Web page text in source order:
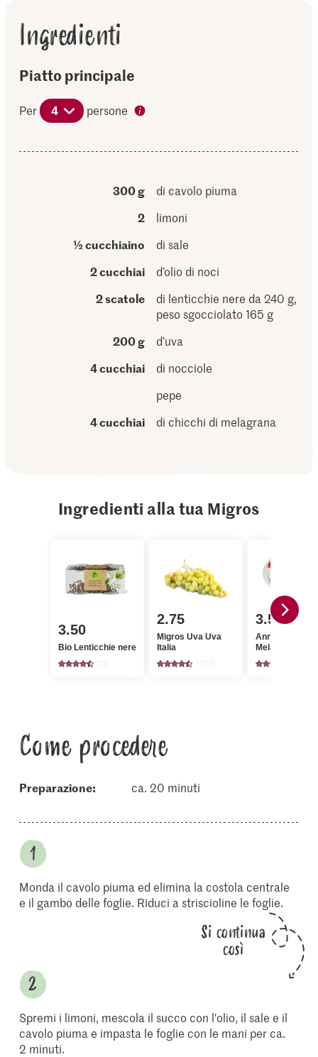
Ingredienti
Piatto principale
Per 4 persone
300 g
di cavolo piuma
2
limoni
½ cucchiaino
di sale
2 cucchiai
d’olio di noci
2 scatole
di lenticchie nere da 240 g,
peso sgocciolato 165 g
200 g
d’uva
4 cucchiai
di nocciole
pepe
4 cucchiai
di chicchi di melagrana
Ingredienti alla tua Migros
3.50
Bio Lenticchie nere
2.75
Migros Uva Uva
Italia
3.50
Anna's Best
Melagrana
Come procedere
Preparazione: ca. 20 minuti
Monda il cavolo piuma ed elimina la costola centrale
e il gambo delle foglie. Riduci a striscioline le foglie.
Si continua
così
Spremi i limoni, mescola il succo con l'olio, il sale e il
cavolo piuma e impasta le foglie con le mani per ca.
2 minuti.